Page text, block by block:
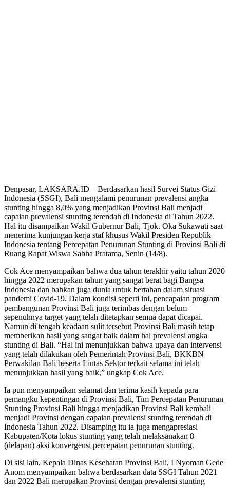
Denpasar, LAKSARA.ID – Berdasarkan hasil Survei Status Gizi
Indonesia (SSGI), Bali mengalami penurunan prevalensi angka
stunting hingga 8,0% yang menjadikan Provinsi Bali menjadi
capaian prevalensi stunting terendah di Indonesia di Tahun 2022.
Hal itu disampaikan Wakil Gubernur Bali, Tjok. Oka Sukawati saat
menerima kunjungan kerja staf khusus Wakil Presiden Republik
Indonesia tentang Percepatan Penurunan Stunting di Provinsi Bali di
Ruang Rapat Wiswa Sabha Pratama, Senin (14/8).
Cok Ace menyampaikan bahwa dua tahun terakhir yaitu tahun 2020
hingga 2022 merupakan tahun yang sangat berat bagi Bangsa
Indonesia dan bahkan juga dunia untuk bertahan dalam situasi
pandemi Covid-19. Dalam kondisi seperti ini, pencapaian program
pembangunan Provinsi Bali juga terimbas dengan belum
sepenuhnya target yang telah ditetapkan semua dapat dicapai.
Namun di tengah keadaan sulit tersebut Provinsi Bali masih tetap
memberikan hasil yang sangat baik dalam hal prevalensi angka
stunting di Bali. “Hal ini menunjukkan bahwa upaya dan intervensi
yang telah dilakukan oleh Pemerintah Provinsi Bali, BKKBN
Perwakilan Bali beserta Lintas Sektor terkait selama ini telah
menunjukkan hasil yang baik,” ungkap Cok Ace.
Ia pun menyampaikan selamat dan terima kasih kepada para
pemangku kepentingan di Provinsi Bali, Tim Percepatan Penurunan
Stunting Provinsi Bali hingga menjadikan Provinsi Bali kembali
menjadi Provinsi dengan capaian prevalensi stunting terendah di
Indonesia Tahun 2022. Disamping itu ia juga mengapresiasi
Kabupaten/Kota lokus stunting yang telah melaksanakan 8
(delapan) aksi konvergensi percepatan penurunan stunting.
Di sisi lain, Kepala Dinas Kesehatan Provinsi Bali, I Nyoman Gede
Anom menyampaikan bahwa berdasarkan data SSGI Tahun 2021
dan 2022 Bali merupakan Provinsi dengan prevalensi stunting